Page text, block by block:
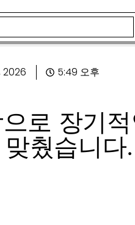
2026 5:49 오후
로 장기
췄습니다.